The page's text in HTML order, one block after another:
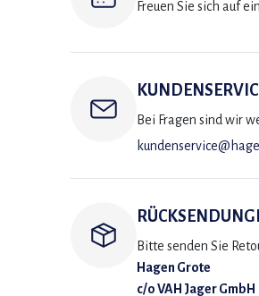
Freuen Sie sich auf
Bei Fragen sind wir
Bitte senden Sie
Hagen Grote
c/o VAH Jager GmbH